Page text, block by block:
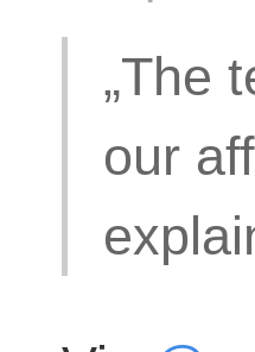
„The
our